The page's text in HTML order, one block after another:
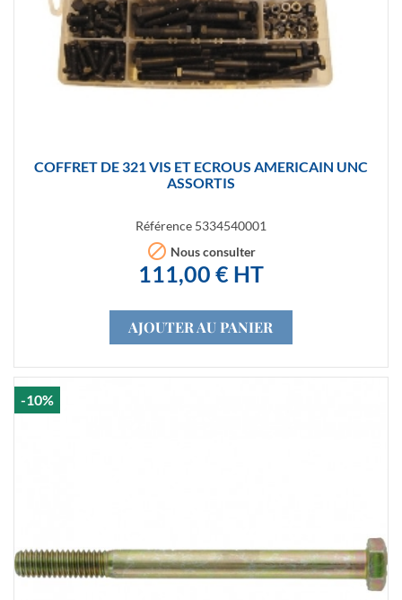
COFFRET DE 321 VIS ET ECROUS AMERICAIN UNC
ASSORTIS
Référence 5334540001
 Nous consulter
111,00 € HT
AJOUTER AU PANIER
-10%